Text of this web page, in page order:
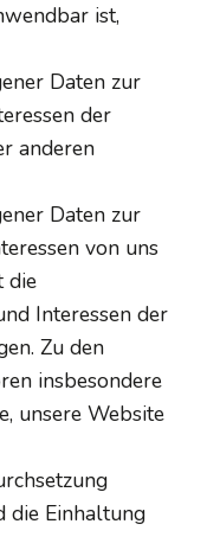
ist,
Daten zur
der
anderen
Daten zur
von uns
die
Interessen der
Zu den
insbesondere
unsere Website
die Einhaltung